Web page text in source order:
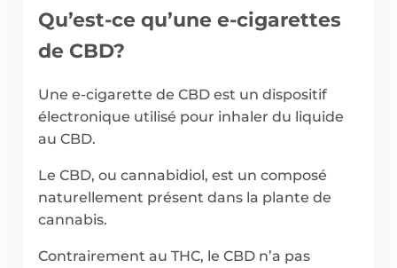
Qu’est-ce qu’une e-cigarettes
de CBD?
Une e-cigarette de CBD est un dispositif
électronique utilisé pour inhaler du liquide
au CBD.
Le CBD, ou cannabidiol, est un composé
naturellement présent dans la plante de
cannabis.
Contrairement au THC, le CBD n’a pas